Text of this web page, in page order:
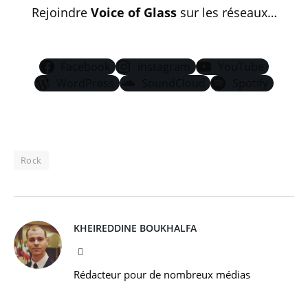
Rejoindre Voice of Glasssur les réseaux…
Rock
KHEIREDDINE BOUKHALFA
Rédacteur pour de nombreux médias